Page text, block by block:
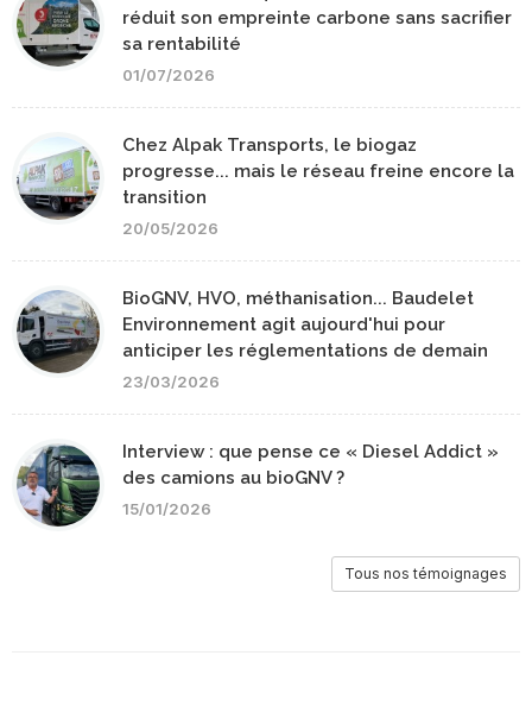
réduit son empreinte carbone sans sacrifier
sa rentabilité
01/07/2026
Chez Alpak Transports, le biogaz
progresse... mais le réseau freine encore la
transition
20/05/2026
BioGNV, HVO, méthanisation... Baudelet
Environnement agit aujourd'hui pour
anticiper les réglementations de demain
23/03/2026
Interview : que pense ce « Diesel Addict »
des camions au bioGNV ?
15/01/2026
Tous nos témoignages